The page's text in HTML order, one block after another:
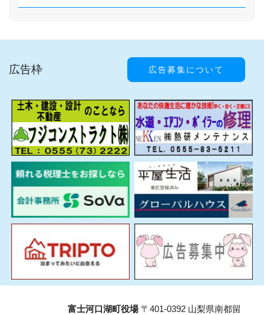
広告枠 広告募集について
富士河口湖町役場〒401-0392 山梨県南都留